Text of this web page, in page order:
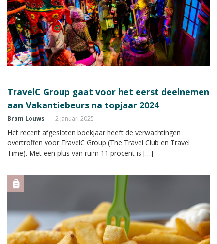
TravelC Group gaat voor het eerst deelnemen
aan Vakantiebeurs na topjaar 2024
Bram Louws 2 januari 2025
Het recent afgesloten boekjaar heeft de verwachtingen
overtroffen voor TravelC Group (The Travel Club en Travel
Time). Met een plus van ruim 11 procent is […]